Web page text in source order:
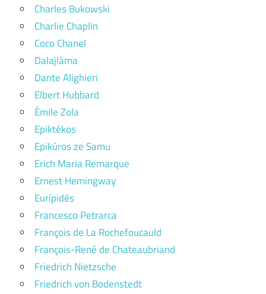
Charles Bukowski
Charlie Chaplin
Coco Chanel
Dalajláma
Dante Alighieri
Elbert Hubbard
Émile Zola
Epiktékos
Epikúros ze Samu
Erich Maria Remarque
Ernest Hemingway
Eurípidés
Francesco Petrarca
François de La Rochefoucauld
François-René de Chateaubriand
Friedrich Nietzsche
Friedrich von Bodenstedt